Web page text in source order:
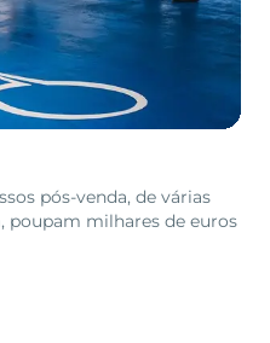
pós-venda, de várias
poupam milhares de euros